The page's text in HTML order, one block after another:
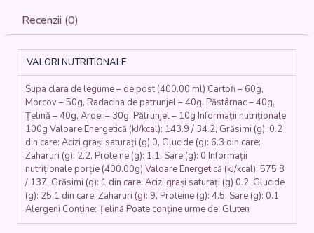
(cartofi,
telina,
pastarnac,
ardei,
patrunjel)
400ml.
Recenzii (0)
VALORI NUTRITIONALE
Supa clara de legume – de post (400.00 ml) Cartofi – 60g,
Morcov – 50g, Radacina de patrunjel – 40g, Păstârnac – 40g,
Țelină – 40g, Ardei – 30g, Pătrunjel – 10g Informații nutriționale
100g Valoare Energetică (kJ/kcal): 143.9 / 34.2, Grăsimi (g): 0.2
din care: Acizi grași saturați (g) 0, Glucide (g): 6.3 din care:
Zaharuri (g): 2.2, Proteine (g): 1.1, Sare (g): 0 Informații
nutriționale porție (400.00g) Valoare Energetică (kJ/kcal): 575.8
/ 137, Grăsimi (g): 1 din care: Acizi grași saturați (g) 0.2, Glucide
(g): 25.1 din care: Zaharuri (g): 9, Proteine (g): 4.5, Sare (g): 0.1
Alergeni Conține: Țelină Poate conține urme de: Gluten